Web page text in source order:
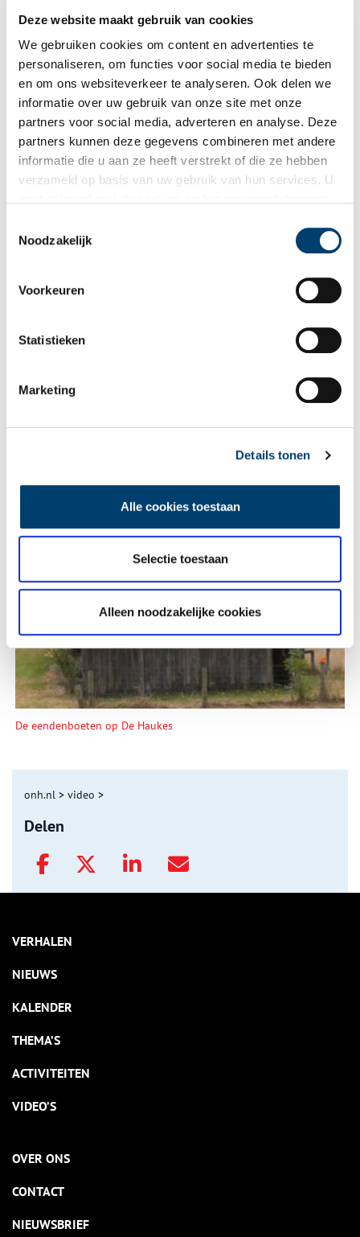
Deze website maakt gebruik van cookies
We gebruiken cookies om content en advertenties te
personaliseren, om functies voor social media te bieden
en om ons websiteverkeer te analyseren. Ook delen we
informatie over uw gebruik van onze site met onze
partners voor social media, adverteren en analyse. Deze
partners kunnen deze gegevens combineren met andere
informatie die u aan ze heeft verstrekt of die ze hebben
verzameld op basis van uw gebruik van hun services. U
Noodzakelijk
Voorkeuren
Statistieken
Marketing
Details tonen
Alle cookies toestaan
Selectie toestaan
Alleen noodzakelijke cookies
Naam*
E-mail*
Vink dit aan als u op de hoogte gehouden wil worden.
Een jaar rond in de Eendenkooi ’t Zand
Tien verdwenen pretparken
De eendenboeten op De Haukes
onh.nl > video >
Delen
VERHALEN
NIEUWS
KALENDER
THEMA’S
ACTIVITEITEN
VIDEO’S
OVER ONS
CONTACT
NIEUWSBRIEF